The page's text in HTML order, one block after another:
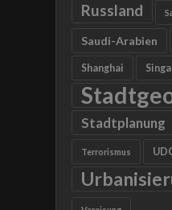
Russland
Saudi-Arabien
Shanghai
Stadtplanung
Terrorismus